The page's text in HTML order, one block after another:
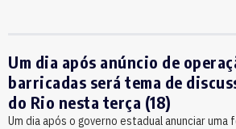
Um dia após anúncio de
barricadas será tema de
do Rio nesta terça (18)
Um dia após o governo estadual anunciar